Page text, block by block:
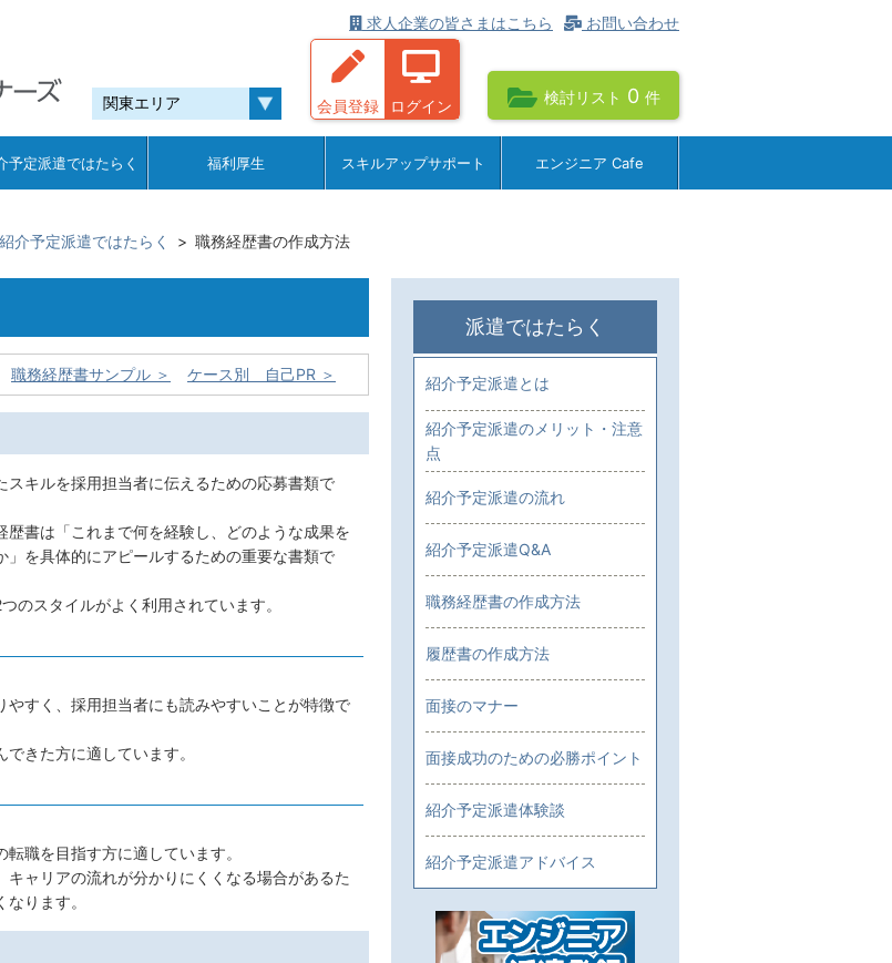
お問い合わせ
求人企業の皆さまはこちら
会員登録 ログイン 検討リスト 0 件
予定派遣ではたらく 福利厚生 スキルアップサポート エンジニア Cafe
紹介予定派遣ではたらく 職務経歴書の作成方法
職務経歴書サンプル ＞ ケース別 自己PR ＞
キルを採用担当者に伝えるための応募書類で
書は「これまで何を経験し、どのような成果を
」を具体的にアピールするための重要な書類で
のスタイルがよく利用されています。
すく、採用担当者にも読みやすいことが特徴で
きた方に適しています。
職を目指す方に適しています。
ャリアの流れが分かりにくくなる場合があるた
ります。
派遣ではたらく
紹介予定派遣とは
紹介予定派遣のメリット・注意
点
紹介予定派遣の流れ
紹介予定派遣Q&A
職務経歴書の作成方法
履歴書の作成方法
面接のマナー
面接成功のための必勝ポイント
紹介予定派遣体験談
紹介予定派遣アドバイス